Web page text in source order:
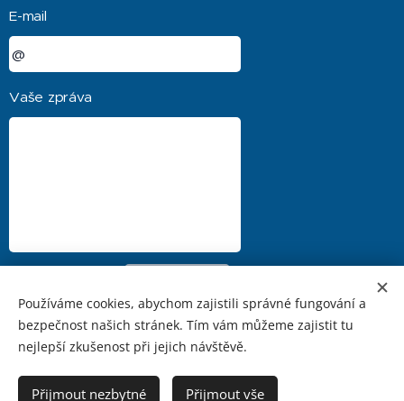
E-mail
Vaše zpráva
Používáme cookies, abychom zajistili správné fungování a
bezpečnost našich stránek. Tím vám můžeme zajistit tu
nejlepší zkušenost při jejich návštěvě.
Přijmout nezbytné Přijmout vše